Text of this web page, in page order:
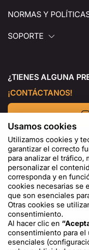
NORMAS Y
SOPORTE
¿TIENES ALGUNA
¡CONTÁCTANOS!
ES
Usamos cookies
Utilizamos cookies y
garantizar el correcto
para analizar el tráfico,
personalizar el
corresponda y en
cookies necesarias se
que son esenciales
Otras cookies se
consentimiento.
Al hacer clic en
consentimiento para el
esenciales